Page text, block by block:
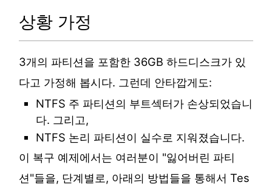
상황 가정
3개의 파티션을 포함한 36GB 하드디스크가 있
다고 가정해 봅시다. 그런데 안타깝게도:
NTFS 주 파티션의 부트섹터가 손상되었습니
다. 그리고,
NTFS 논리 파티션이 실수로 지워졌습니다.
이 복구 예제에서는 여러분이 "잃어버린 파티
션"들을, 단계별로, 아래의 방법들을 통해서 Tes